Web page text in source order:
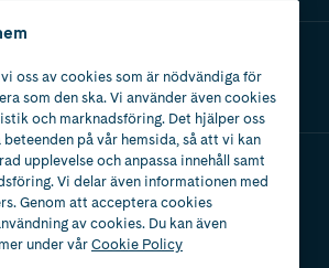
oss av cookies som är nödvändiga för
som den ska. Vi använder även cookies
och marknadsföring. Det hjälper oss
på vår hemsida, så att vi kan
upplevelse och anpassa innehåll samt
Vi delar även informationen med
Genom att acceptera cookies
av cookies. Du kan även
under vårCookie Policy